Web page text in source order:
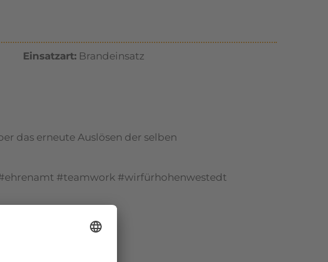
Einsatzart: Brandeinsatz
das erneute Auslösen der selben
#teamwork #wirfürhohenwestedt